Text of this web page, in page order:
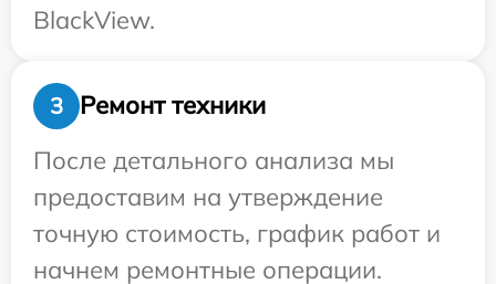
BlackView.
3
Ремонт техники
После детального анализа мы
предоставим на утверждение
точную стоимость, график работ и
начнем ремонтные операции.